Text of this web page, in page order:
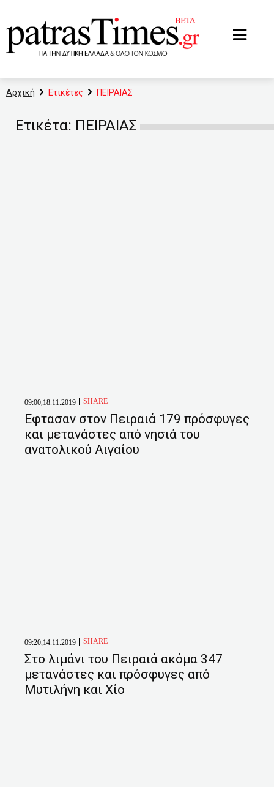
Αρχική Ετικέτες ΠΕΙΡΑΙΑΣ
Ετικέτα: ΠΕΙΡΑΙΑΣ
09:00,18.11.2019 SHARE
Εφτασαν στον Πειραιά 179 πρόσφυγες
και μετανάστες από νησιά του
ανατολικού Αιγαίου
09:20,14.11.2019 SHARE
Στο λιμάνι του Πειραιά ακόμα 347
μετανάστες και πρόσφυγες από
Μυτιλήνη και Χίο